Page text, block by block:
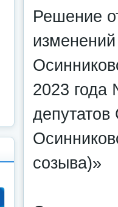
Решение
2023
созыва)»